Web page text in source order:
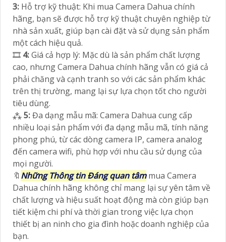
3: Hỗ trợ kỹ thuật: Khi mua Camera Dahua chính
hãng, bạn sẽ được hỗ trợ kỹ thuật chuyên nghiệp từ
nhà sản xuất, giúp bạn cài đặt và sử dụng sản phẩm
một cách hiệu quả.
🎞 4:Giá cả hợp lý: Mặc dù là sản phẩm chất lượng
cao, nhưng Camera Dahua chính hãng vẫn có giá cả
phải chăng và cạnh tranh so với các sản phẩm khác
trên thị trường, mang lại sự lựa chọn tốt cho người
tiêu dùng.
⁂5:Đa dạng mẫu mã: Camera Dahua cung cấp
nhiều loại sản phẩm với đa dạng mẫu mã, tính năng
phong phú, từ các dòng camera IP, camera analog
đến camera wifi, phù hợp với nhu cầu sử dụng của
mọi người.
🔖 Những Thông tin Đáng quan tâmmua Camera
Dahua chính hãng không chỉ mang lại sự yên tâm về
chất lượng và hiệu suất hoạt động mà còn giúp bạn
tiết kiệm chi phí và thời gian trong việc lựa chọn
thiết bị an ninh cho gia đình hoặc doanh nghiệp của
bạn.